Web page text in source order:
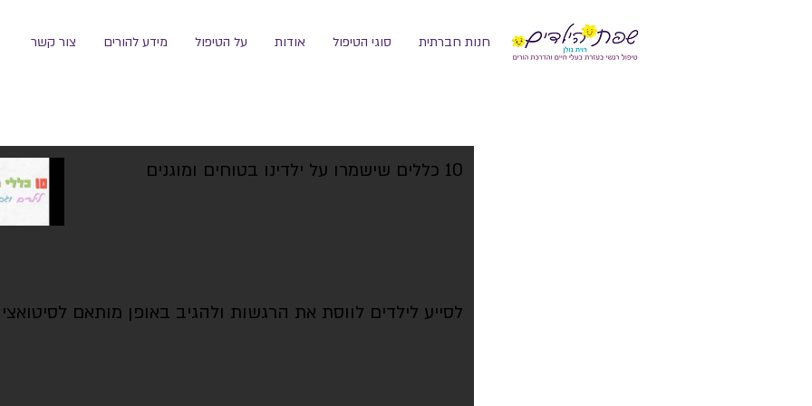
צור קשר מידע להורים על הטיפול אודות סוגי הטיפול חנות חברתית
10 כללים שישמרו על ילדינו בטוחים ומוגנים
לסייע לילדים לווסת את הרגשות ולהגיב באופן מותאם